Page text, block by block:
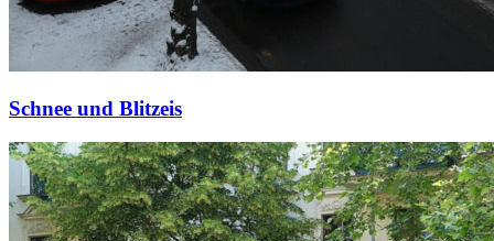
Schnee und Blitzeis